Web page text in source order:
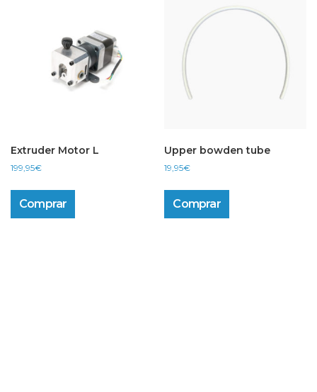
Extruder Motor L
199,95€
Comprar
Upper bowden tube
19,95€
Comprar